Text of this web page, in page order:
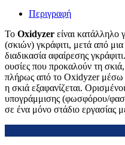
Περιγραφή
Το Oxidyzer είναι κατάλληλο
(σκιών) γκράφιτι, μετά από
διαδικασία αφαίρεσης
ουσίες που προκαλούν τη
πλήρως από το Oxidyzer μέσω
η σκιά εξαφανίζεται.
υπογράμμισης (φωσφόρου/
σε ένα μόνο στάδιο εργασίας